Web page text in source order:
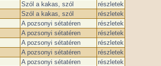
Szól a kakas, szól
részletek
Szól a kakas, szól
részletek
A pozsonyi sétatéren
részletek
A pozsonyi sétatéren
részletek
A pozsonyi sétatéren
részletek
A pozsonyi sétatéren
részletek
A pozsonyi sétatéren
részletek